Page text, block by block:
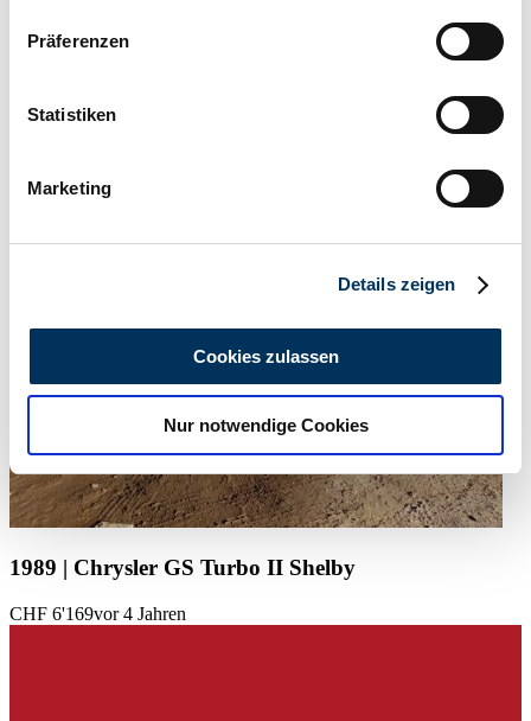
Informationen über Ihre geografische Lage
können
bestimmten Merkmalen (Fingerprinting) identifizieren
Erfahren Sie mehr darüber, wie Ihre persönlichen Daten
analysieren. Außerdem geben wir Informationen zu Ihrer
Verwendung unserer Website an unsere Partner für
soziale Medien, Werbung und Analysen weiter. Unsere
Partner führen diese Informationen möglicherweise mit
weiteren Daten zusammen, die Sie ihnen bereitgestellt
gesammelt haben.Datenschutzerklärung
Präferenzen
Statistiken
Marketing
Details zeigen
Cookies zulassen
Nur notwendige Cookies
Händler
1989 | Chrysler GS Turbo II Shelby
CHF 6'169vor 4 Jahren